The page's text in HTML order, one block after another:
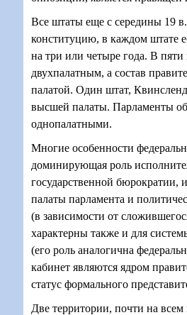
Все штаты еще с середины 19
конституцию, в каждом штате
на три или четыре года. В пяти
двухпалатным, а состав
палатой. Один штат,
высшей палаты. Парламенты
однопалатными.
Многие особенности
доминирующая роль
государственной бюрократии,
палаты парламента и
(в зависимости от
характерны также и для
(его роль аналогична
кабинет являются ядром
статус формального
Две территории, почти на